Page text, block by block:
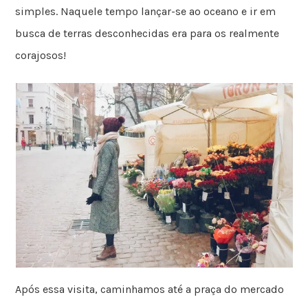
simples. Naquele tempo lançar-se ao oceano e ir em
busca de terras desconhecidas era para os realmente
corajosos!
Após essa visita, caminhamos até a praça do mercado